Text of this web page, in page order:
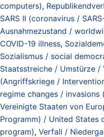
computers),
SARS II (coronavirus /
Ausnahmezustand /
COVID-19 illness,
Sozialismus / social
Staatsstreiche / Umstürze /
(Angriffskriege /
regime changes /
Vereinigte Staaten von
Programm) / United States
program), Verfall /